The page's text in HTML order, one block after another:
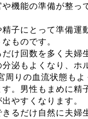
機能の準備が整っ
子にとって準備運
ものです。
け回数を多く夫婦
泌もよくなり、ホ
周りの血流状態もよ
。男性もまめに精
やすくなります。
るだけ自然に夫婦